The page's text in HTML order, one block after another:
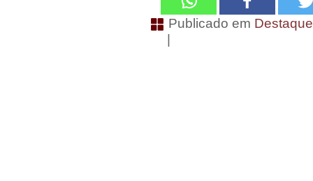
Publicado em
|